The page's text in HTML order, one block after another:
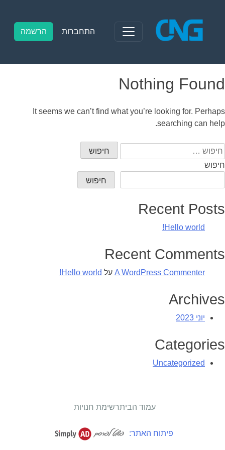
content
התחברות הרשמה
Nothing Found
It seems we can’t find what you’re looking for. Perhaps
searching can help.
חיפוש:
חיפוש
חיפוש
Recent Posts
Hello world!
Recent Comments
A WordPress Commenter על Hello world!
Archives
יוני 2023
Categories
Uncategorized
עמוד הביתרשימת חנויות
פיתוח האתר: